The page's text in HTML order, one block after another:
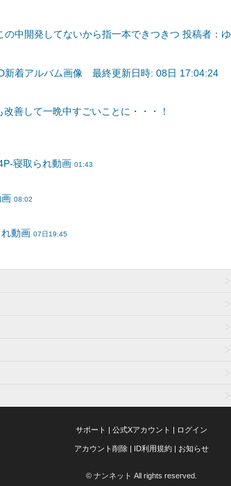
の中開発してないから指一本できつきつ 投稿者：ゆ
新着アルバム画像 最終更新日時: 08日 17:04:24
サポート | 公式Xアカウント | ログイン
アカウント削除 | ID利用規約 | お知らせ
© ナンネット All rights reserved.